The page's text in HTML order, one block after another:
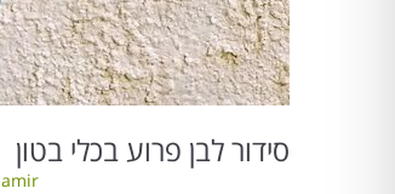
סידור לבן פרוע בכלי בטון
amir